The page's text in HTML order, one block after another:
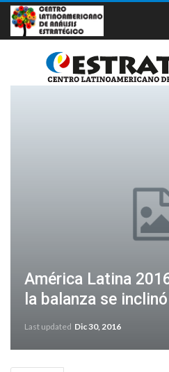
América Latina
la balanza se
Last updated Dic 30, 2016